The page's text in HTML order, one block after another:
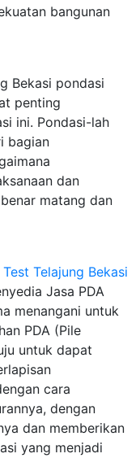
bangunan
Bekasi pondasi
penting
ini. Pondasi-lah
bagian
dan
matang dan
Jasa PDA
menangani untuk
PDA (Pile
untuk dapat
cara
dengan
dan memberikan
yang menjadi